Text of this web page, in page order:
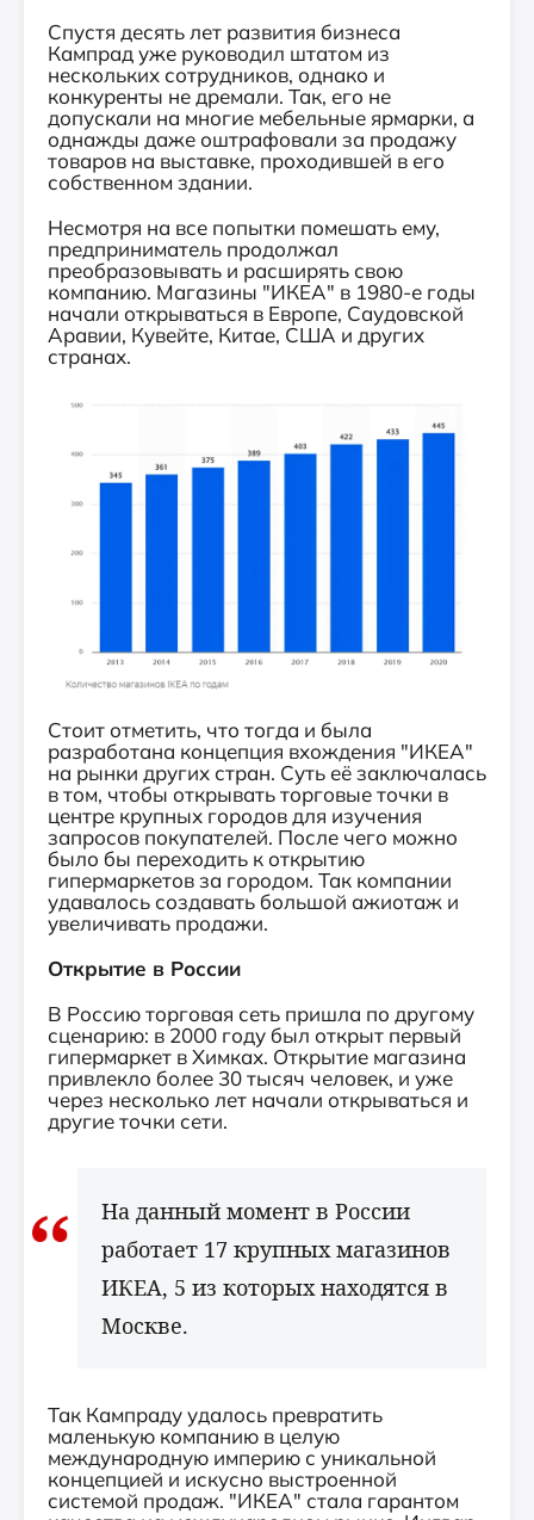
Спустя десять лет развития бизнеса
Кампрад уже руководил штатом из
нескольких сотрудников, однако и
конкуренты не дремали. Так, его не
допускали на многие мебельные ярмарки, а
однажды даже оштрафовали за продажу
товаров на выставке, проходившей в его
собственном здании.
Несмотря на все попытки помешать ему,
предприниматель продолжал
преобразовывать и расширять свою
компанию. Магазины "ИКЕА" в 1980-е годы
начали открываться в Европе, Саудовской
Аравии, Кувейте, Китае, США и других
странах.
Стоит отметить, что тогда и была
разработана концепция вхождения "ИКЕА"
на рынки других стран. Суть её заключалась
в том, чтобы открывать торговые точки в
центре крупных городов для изучения
запросов покупателей. После чего можно
было бы переходить к открытию
гипермаркетов за городом. Так компании
удавалось создавать большой ажиотаж и
увеличивать продажи.
Открытие в России
В Россию торговая сеть пришла по другому
сценарию: в 2000 году был открыт первый
гипермаркет в Химках. Открытие магазина
привлекло более 30 тысяч человек, и уже
через несколько лет начали открываться и
другие точки сети.
На данный момент в России
работает 17 крупных магазинов
ИКЕА, 5 из которых находятся в
Москве.
Так Кампраду удалось превратить
маленькую компанию в целую
международную империю с уникальной
концепцией и искусно выстроенной
системой продаж. "ИКЕА" стала гарантом